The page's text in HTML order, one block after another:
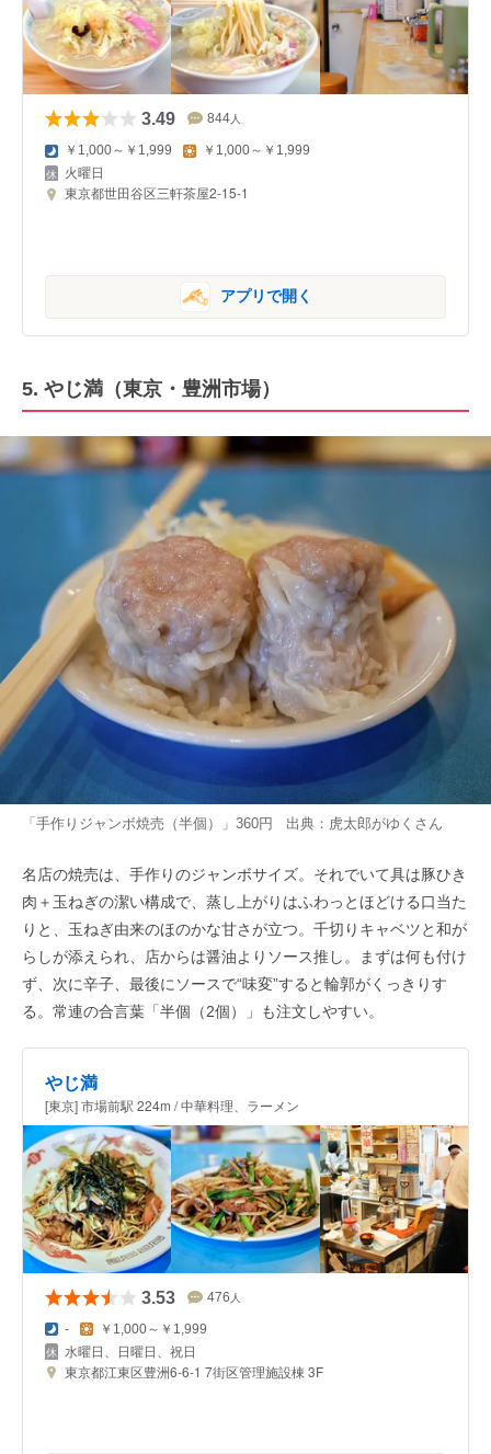
3.49 844 人
￥1,000～￥1,999 ￥1,000～￥1,999
火曜日
東京都世田谷区三軒茶屋2-15-1
アプリで開く
5. やじ満（東京・豊洲市場）
「手作りジャンボ焼売（半個）」360円 出典： 虎太郎がゆく さん
名店の焼売は、手作りのジャンボサイズ。それでいて具は豚ひき
肉＋玉ねぎの潔い構成で、蒸し上がりはふわっとほどける口当た
りと、玉ねぎ由来のほのかな甘さが立つ。千切りキャベツと和が
らしが添えられ、店からは醤油よりソース推し。まずは何も付け
ず、次に辛子、最後にソースで“味変”すると輪郭がくっきりす
る。常連の合言葉「半個（2個）」も注文しやすい。
やじ満
[東京] 市場前駅 224m / 中華料理、ラーメン
3.53 476 人
- ￥1,000～￥1,999
水曜日、日曜日、祝日
東京都江東区豊洲6-6-1 7街区管理施設棟 3F